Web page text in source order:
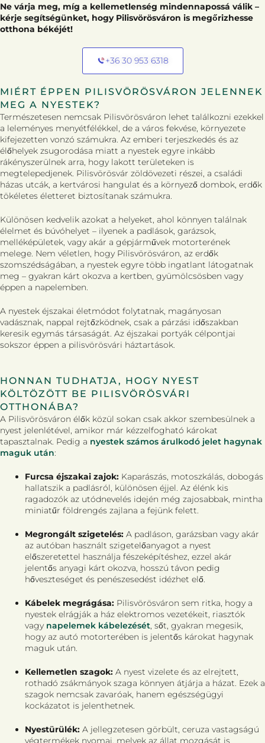
Ne várja meg, míg a kellemetlenség mindennapossá válik –
kérje segítségünket, hogy Pilisvörösváron is megőrizhesse
otthona békéjét!
+36 30 953 6318
MIÉRT ÉPPEN PILISVÖRÖSVÁRON JELENNEK
MEG A NYESTEK?
Természetesen nemcsak Pilisvörösváron lehet találkozni ezekkel
a leleményes menyétfélékkel, de a város fekvése, környezete
kifejezetten vonzó számukra. Az emberi terjeszkedés és az
élőhelyek zsugorodása miatt a nyestek egyre inkább
rákényszerülnek arra, hogy lakott területeken is
megtelepedjenek. Pilisvörösvár zöldövezeti részei, a családi
házas utcák, a kertvárosi hangulat és a környező dombok, erdők
tökéletes életteret biztosítanak számukra.
Különösen kedvelik azokat a helyeket, ahol könnyen találnak
élelmet és búvóhelyet – ilyenek a padlások, garázsok,
melléképületek, vagy akár a gépjárművek motorterének
melege. Nem véletlen, hogy Pilisvörösváron, az erdők
szomszédságában, a nyestek egyre több ingatlant látogatnak
meg – gyakran kárt okozva a kertben, gyümölcsösben vagy
éppen a napelemben.
A nyestek éjszakai életmódot folytatnak, magányosan
vadásznak, nappal rejtőzködnek, csak a párzási időszakban
keresik egymás társaságát. Az éjszakai portyák célpontjai
sokszor éppen a pilisvörösvári háztartások.
HONNAN TUDHATJA, HOGY NYEST
KÖLTÖZÖTT BE PILISVÖRÖSVÁRI
OTTHONÁBA?
A Pilisvörösváron élők közül sokan csak akkor szembesülnek a
nyest jelenlétével, amikor már kézzelfogható károkat
tapasztalnak. Pedig a nyestek számos árulkodó jelet hagynak
maguk után:
Furcsa éjszakai zajok: Kaparászás, motoszkálás, dobogás
hallatszik a padlásról, különösen éjjel. Az élénk kis
ragadozók az utódnevelés idején még zajosabbak, mintha
miniatűr földrengés zajlana a fejünk felett.
Megrongált szigetelés: A padláson, garázsban vagy akár
az autóban használt szigetelőanyagot a nyest
előszeretettel használja fészeképítéshez, ezzel akár
jelentős anyagi kárt okozva, hosszú távon pedig
hőveszteséget és penészesedést idézhet elő.
Kábelek megrágása: Pilisvörösváron sem ritka, hogy a
nyestek elrágják a ház elektromos vezetékeit, riasztók
vagy napelemek kábelezését, sőt, gyakran megesik,
hogy az autó motorterében is jelentős károkat hagynak
maguk után.
Kellemetlen szagok: A nyest vizelete és az elrejtett,
rothadó zsákmányok szaga könnyen átjárja a házat. Ezek a
szagok nemcsak zavaróak, hanem egészségügyi
kockázatot is jelenthetnek.
Nyestürülék: A jellegzetesen görbült, ceruza vastagságú
végtermékek nyomai, melyek az állat mozgását is